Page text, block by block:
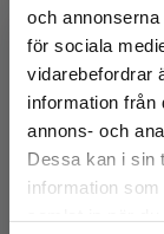
och
för sociala
vidarebefordrar
information från
annons- och
Dessa kan i sin
information
Det verkar